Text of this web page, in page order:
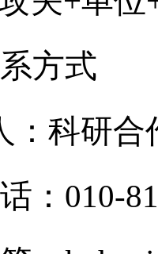
方式
：科研
：010-